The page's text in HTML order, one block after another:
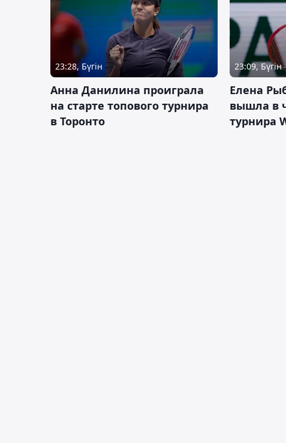
23:28, Бүгін
Анна Данилина проиграла
на старте топового турнира
в Торонто
23:09, Бүгін
Елена
вышла в
турнира